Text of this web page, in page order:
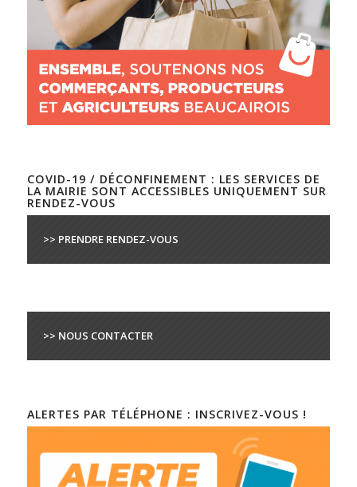
COVID-19 / DÉCONFINEMENT : LES SERVICES DE
LA MAIRIE SONT ACCESSIBLES UNIQUEMENT SUR
RENDEZ-VOUS
>> PRENDRE RENDEZ-VOUS
>> NOUS CONTACTER
ALERTES PAR TÉLÉPHONE : INSCRIVEZ-VOUS !